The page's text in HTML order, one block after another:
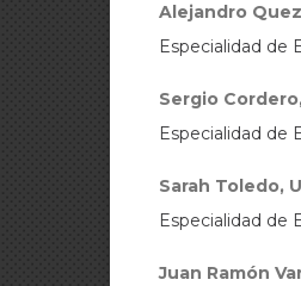
Alejandro
Especialidad de
Sergio
Especialidad de
Sarah Toledo,
Especialidad de
Juan Ramón